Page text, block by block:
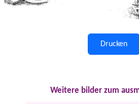
Drucken
Weitere bilder zum